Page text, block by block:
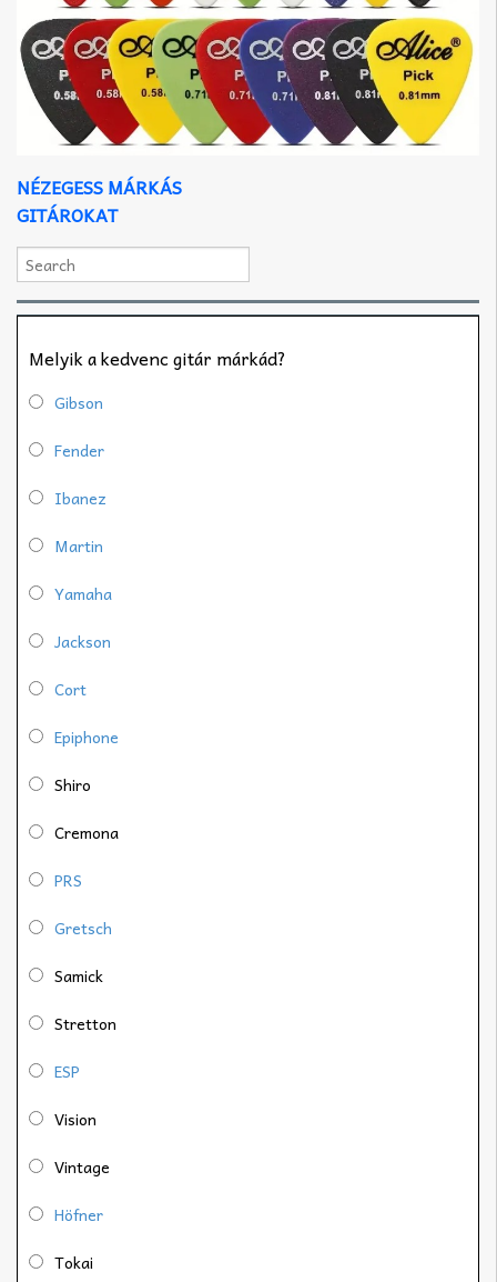
NÉZEGESS MÁRKÁS
GITÁROKAT
Melyik a kedvenc gitár márkád?
Gibson
Fender
Ibanez
Martin
Yamaha
Jackson
Cort
Epiphone
Shiro
Cremona
PRS
Gretsch
Samick
Stretton
ESP
Vision
Vintage
Höfner
Tokai